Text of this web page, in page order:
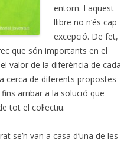
entorn. I aquest
llibre no n’és cap
excepció. De fet,
que són importants en el
valor de la diferència de cada
cerca de diferents propostes
arribar a la solució que
tot el col·lectiu.
se’n van a casa d’una de les